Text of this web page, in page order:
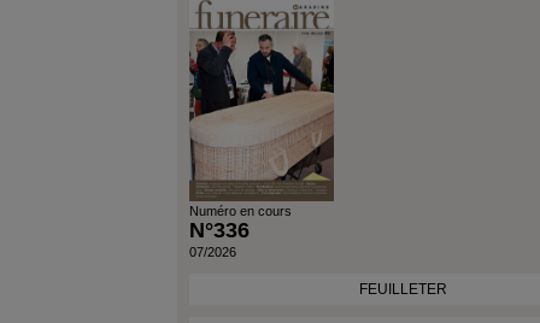
Numéro en cours
N°336
07/2026
FEUILLETER